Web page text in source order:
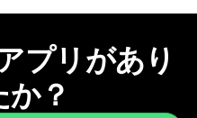
プリがあり
か？